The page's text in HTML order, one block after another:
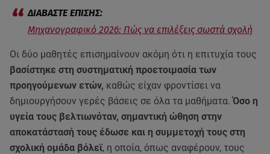
Μηχανογραφικό 2026: Πώς να επιλέξεις σωστά σχολή
Οι δύο μαθητές επισημαίνουν ακόμη ότι η επιτυχία τους
βασίστηκε στη συστηματική προετοιμασία των
προηγούμενων ετών, καθώς είχαν φροντίσει να
δημιουργήσουν γερές βάσεις σε όλα τα μαθήματα.Όσο η
υγεία τους βελτιωνόταν, σημαντική ώθηση στην
αποκατάστασή τους έδωσε και η συμμετοχή τους στη
σχολική ομάδα βόλεϊ, η οποία, όπως αναφέρουν, τους